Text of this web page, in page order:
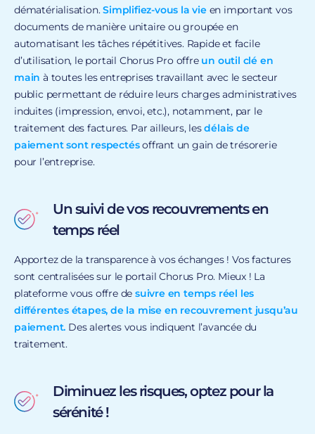
dématérialisation.Simplifiez-vous la vieen important vos
documents de manière unitaire ou groupée en
automatisant les tâches répétitives. Rapide et facile
d’utilisation, le portail Chorus Pro offre un outil clé en
main à toutes les entreprises travaillant avec le secteur
public permettant de réduire leurs charges administratives
induites (impression, envoi, etc.), notamment, par le
traitement des factures. Par ailleurs, lesdélais de
paiement sont respectésoffrant un gain de trésorerie
pour l’entreprise.
Un suivi de vos recouvrements en
temps réel
Apportez de la transparence à vos échanges ! Vos factures
sont centralisées sur le portail Chorus Pro. Mieux ! La
plateforme vous offre desuivre en temps réel les
différentes étapes, de la mise en recouvrement jusqu’au
paiement. Des alertes vous indiquent l’avancée du
traitement.
Diminuez les risques, optez pour la
sérénité !